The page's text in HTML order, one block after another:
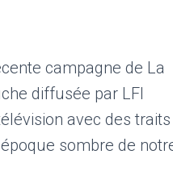
campagne de La
diffusée par LFI
avec des traits
sombre de